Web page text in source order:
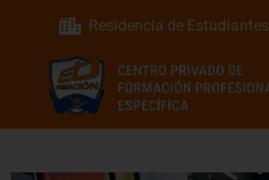
Residencia de Estudiantes